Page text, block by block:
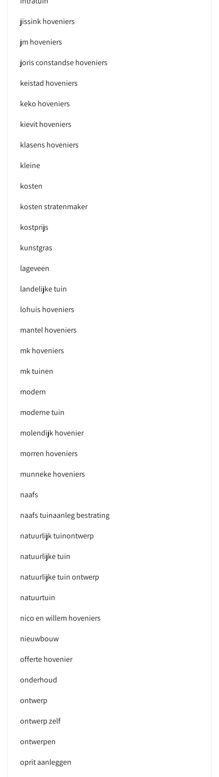
jissink hoveniers
jm hoveniers
joris constandse hoveniers
keistad hoveniers
keko hoveniers
kievit hoveniers
klasens hoveniers
kleine
kosten
kosten stratenmaker
kostprijs
kunstgras
lageveen
landelijke tuin
lohuis hoveniers
mantel hoveniers
mk hoveniers
mk tuinen
modern
moderne tuin
molendijk hovenier
morren hoveniers
munneke hoveniers
naafs
naafs tuinaanleg bestrating
natuurlijk tuinontwerp
natuurlijke tuin
natuurlijke tuin ontwerp
natuurtuin
nico en willem hoveniers
nieuwbouw
offerte hovenier
onderhoud
ontwerp
ontwerp zelf
ontwerpen
oprit aanleggen